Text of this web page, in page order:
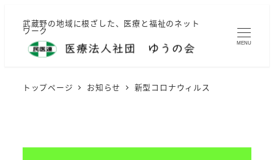
武蔵野の地域に根ざした、医療と福祉のネット
ワーク
MENU
トップページ お知らせ 新型コロナウィルス